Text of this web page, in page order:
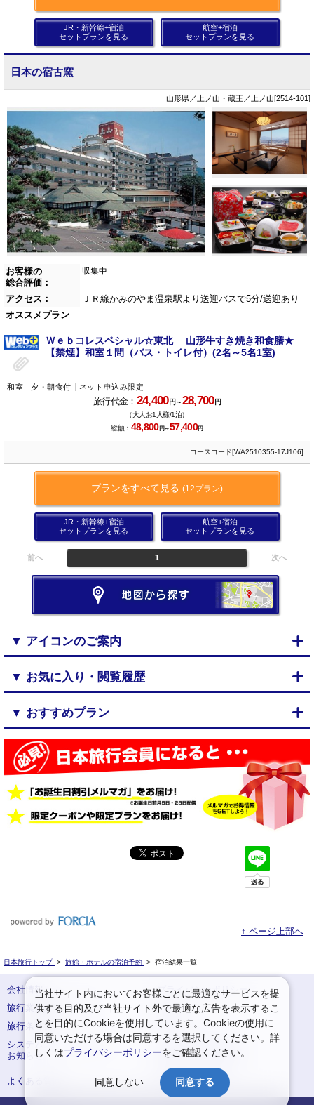
JR・新幹線+宿泊
セットプランを見る
航空+宿泊
セットプランを見る
日本の宿古窯
山形県／上ノ山・蔵王／上ノ山[2514-101]
お客様の
総合評価：
収集中
アクセス：
ＪＲ線かみのやま温泉駅より送迎バスで5分/送迎あり
オススメプラン
Ｗｅｂコレスペシャル☆東北 山形牛すき焼き和食膳★
【禁煙】和室１間（バス・トイレ付）(2名～5名1室)
和室 夕・朝食付 ネット申込み限定
旅行代金： 24,400円～28,700円
（大人お1人様/1泊）
総額： 48,800円～57,400円
コースコード[WA2510355-17J106]
プランをすべて見る (12プラン)
JR・新幹線+宿泊
セットプランを見る
航空+宿泊
セットプランを見る
前へ 1 次へ
▼ アイコンのご案内
▼ お気に入り・閲覧履歴
▼ おすすめプラン
↑ ページ上部へ
日本旅行トップ > 旅館・ホテルの宿泊予約 > 宿泊結果一覧
会社情報
プライバシーポリシー
旅行業登録票・約款
規約集
旅行条件書
サイトマップ
システムメンテナンスの
お知らせ
お申込みまでの手順
よくある質問
予約確認・変更
当社サイト内においてお客様ごとに最適なサービスを提
供する目的及び当社サイト外で最適な広告を表示するこ
とを目的にCookieを使用しています。Cookieの使用に
同意いただける場合は同意するを選択してください。詳
しくはプライバシーポリシーをご確認ください。
同意しない 同意する